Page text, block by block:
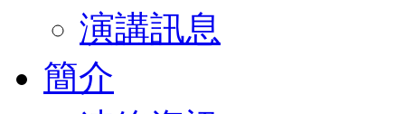
演講訊息
簡介